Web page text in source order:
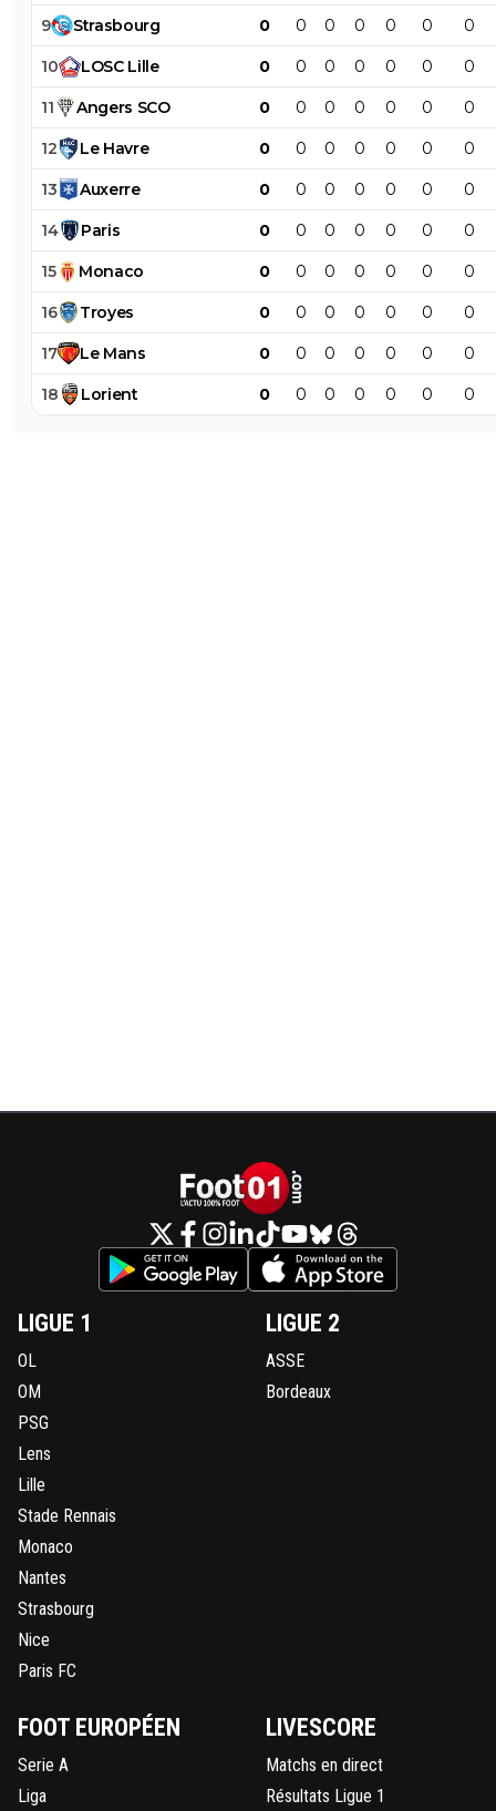
9 Strasbourg 0 0 0 0 0 0 0
10 LOSC Lille 0 0 0 0 0 0 0
11 Angers SCO 0 0 0 0 0 0 0
12 Le Havre 0 0 0 0 0 0 0
13 Auxerre 0 0 0 0 0 0 0
14 Paris 0 0 0 0 0 0 0
15 Monaco 0 0 0 0 0 0 0
16 Troyes 0 0 0 0 0 0 0
17 Le Mans 0 0 0 0 0 0 0
18 Lorient 0 0 0 0 0 0 0
LIGUE 1
OL
OM
PSG
Lens
Lille
Stade Rennais
Monaco
Nantes
Strasbourg
Nice
Paris FC
LIGUE 2
ASSE
Bordeaux
FOOT EUROPÉEN
Serie A
Liga
LIVESCORE
Matchs en direct
Résultats Ligue 1